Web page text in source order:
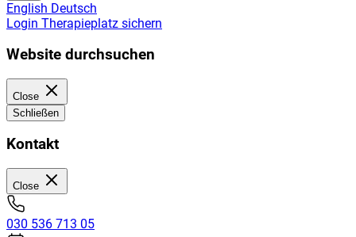
English Deutsch
Login Therapieplatz sichern
Website durchsuchen
Close
Schließen
Kontakt
Close
030 536 713 05